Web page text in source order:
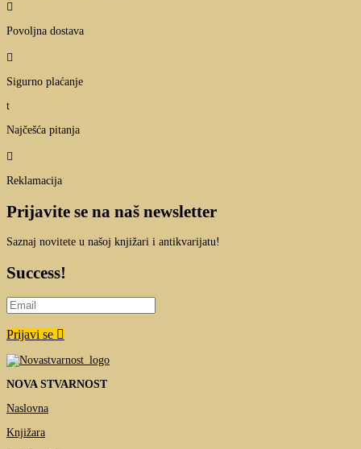

Povoljna dostava

Sigurno plaćanje
t
Najčešća pitanja

Reklamacija
Prijavite se na naš newsletter
Saznaj novitete u našoj knjižari i antikvarijatu!
Success!
Prijavi se
NOVA STVARNOST
Naslovna
Knjižara